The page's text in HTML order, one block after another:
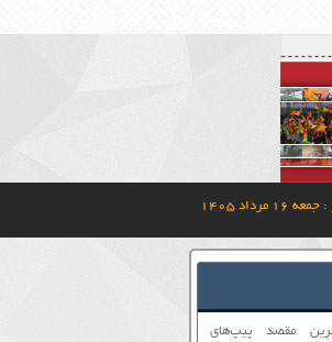
۱۶ مرداد ۱۴۰۵
مقصد پیپ‌های